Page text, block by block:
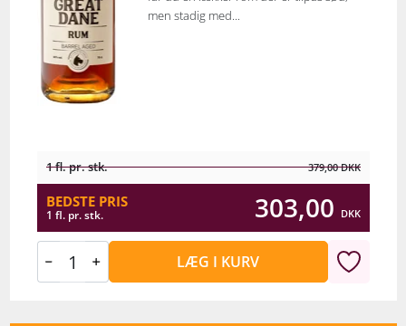
men stadig med...
1 fl. pr. stk. 379,00DKK
BEDSTE PRIS
1 fl. pr. stk. 303,00 DKK
LÆG I KURV